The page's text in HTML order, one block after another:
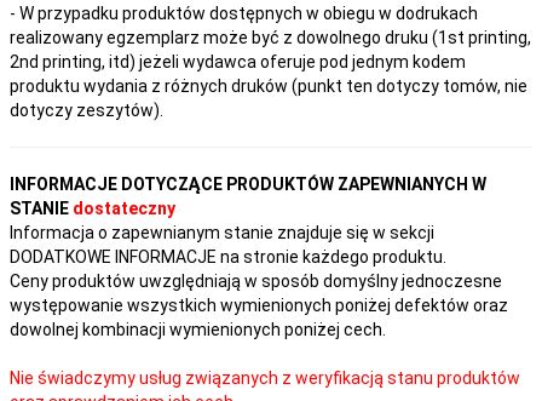
- W przypadku produktów dostępnych w obiegu w dodrukach
realizowany egzemplarz może być z dowolnego druku (1st printing,
2nd printing, itd) jeżeli wydawca oferuje pod jednym kodem
produktu wydania z różnych druków (punkt ten dotyczy tomów, nie
dotyczy zeszytów).
INFORMACJE DOTYCZĄCE PRODUKTÓW ZAPEWNIANYCH W
STANIE dostateczny
Informacja o zapewnianym stanie znajduje się w sekcji
DODATKOWE INFORMACJE na stronie każdego produktu.
Ceny produktów uwzględniają w sposób domyślny jednoczesne
występowanie wszystkich wymienionych poniżej defektów oraz
dowolnej kombinacji wymienionych poniżej cech.
Nie świadczymy usług związanych z weryfikacją stanu produktów